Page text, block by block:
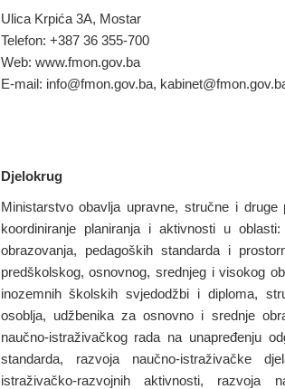
Ulica Krpića 3A, Mostar
Telefon: +387 36 355-700
Web: www.fmon.gov.ba
E-mail: info@fmon.gov.ba,
Djelokrug
Ministarstvo obavlja upravne, stručne i
koordiniranje planiranja i aktivnosti u
obrazovanja, pedagoških standarda i
predškolskog, osnovnog, srednjeg i visokog
inozemnih školskih svjedodžbi i diploma,
osoblja, udžbenika za osnovno i srednje
naučno-istraživačkog rada na unapređenju
standarda, razvoja naučno-istraživačke
istraživačko-razvojnih aktivnosti, razvoja